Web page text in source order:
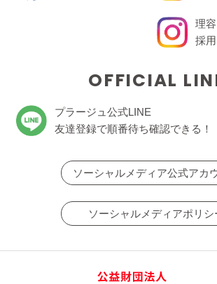
理
採
OFFICIAL
プラージュ公式LINE
友達登録で順番待ち確認できる！
ソーシャルメディア公式アカ
ソーシャルメディアポリシ